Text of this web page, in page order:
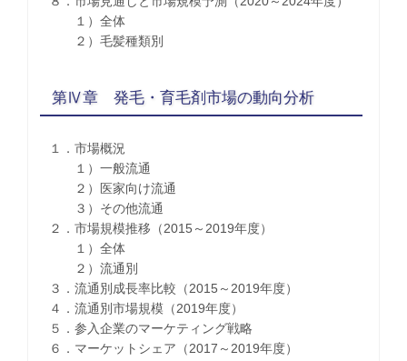
１）全体
２）毛髪種類別
第Ⅳ章 発毛・育毛剤市場の動向分析
１．市場概況
１）一般流通
２）医家向け流通
３）その他流通
２．市場規模推移（2015～2019年度）
１）全体
２）流通別
３．流通別成長率比較（2015～2019年度）
４．流通別市場規模（2019年度）
５．参入企業のマーケティング戦略
６．マーケットシェア（2017～2019年度）